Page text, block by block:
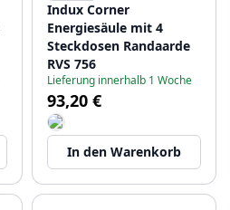
Indux Corner
Energiesäule mit 4
Steckdosen Randaarde
RVS 756
Lieferung innerhalb 1 Woche
93,20 €
In den Warenkorb